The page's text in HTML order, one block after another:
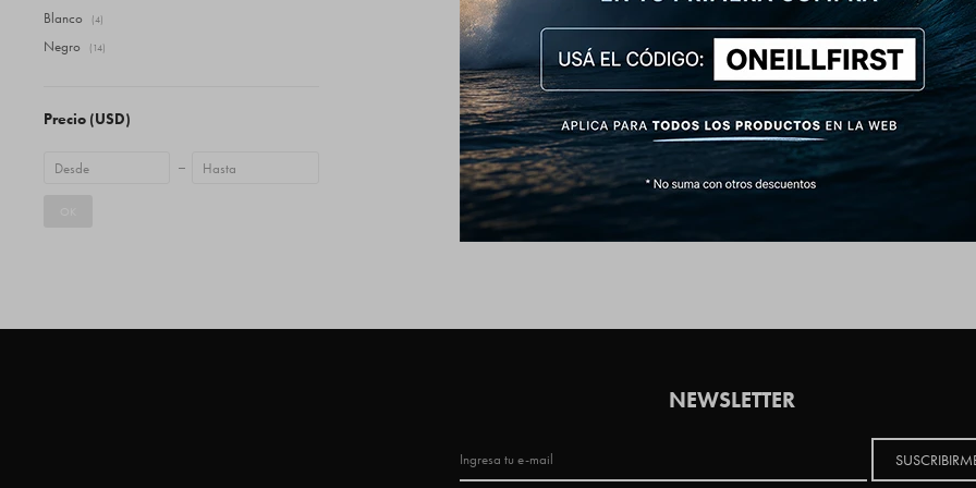
Precio (USD)
Blanco (4)
Negro (14)
NEWSLETTER